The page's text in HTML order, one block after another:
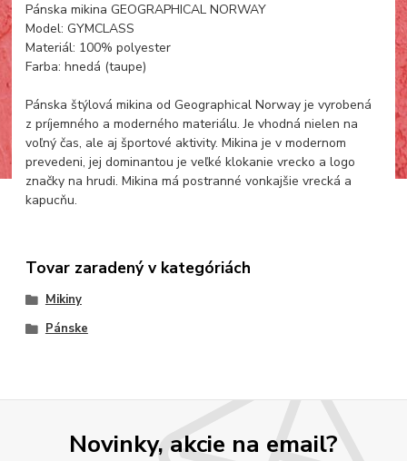
Pánska mikina GEOGRAPHICAL NORWAY
Model: GYMCLASS
Materiál: 100% polyester
Farba: hnedá (taupe)
Pánska štýlová mikina od Geographical Norway je vyrobená
z príjemného a moderného materiálu. Je vhodná nielen na
voľný čas, ale aj športové aktivity. Mikina je v modernom
prevedeni, jej dominantou je veľké klokanie vrecko a logo
značky na hrudi. Mikina má postranné vonkajšie vrecká a
kapucňu.
Tovar zaradený v kategóriách
Mikiny
Pánske
Novinky, akcie na email?